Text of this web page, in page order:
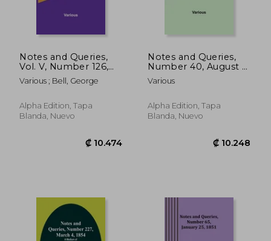
Notes and Queries,
Vol. V, Number 126,
March 27, 1852; A
Medium of Inter-
Literary Men, Artists,
Antiquaries,
Various ; Bell, George
Alpha Edition, Tapa
Blanda, Nuevo
Notes and Queries,
Number 40, August 3,
1850 (en Inglés)
Various
Alpha Edition, Tapa
Blanda, Nuevo